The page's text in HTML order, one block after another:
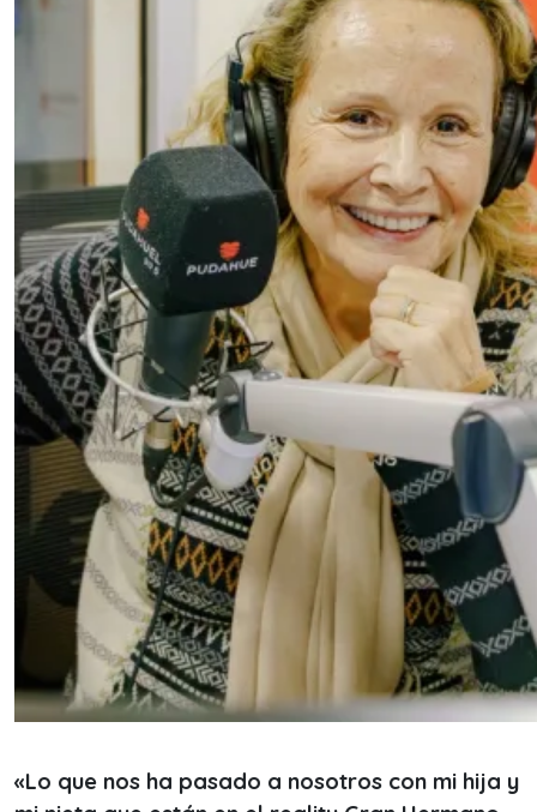
«Lo que nos ha pasado a nosotros con mi hija y